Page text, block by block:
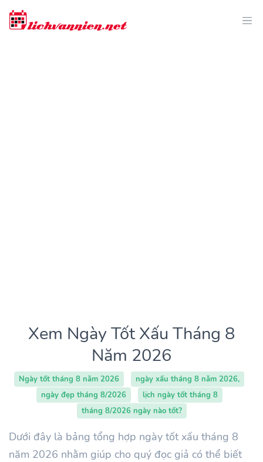
Xem Ngày Tốt Xấu Tháng 8
Năm 2026
Ngày tốt tháng 8 năm 2026
ngày xấu tháng 8 năm 2026,
ngày đẹp tháng 8/2026
lịch ngày tốt tháng 8
tháng 8/2026 ngày nào tốt?
Dưới đây là bảng tổng hợp ngày tốt xấu tháng 8
năm 2026 nhằm giúp cho quý đọc giả có thể biết